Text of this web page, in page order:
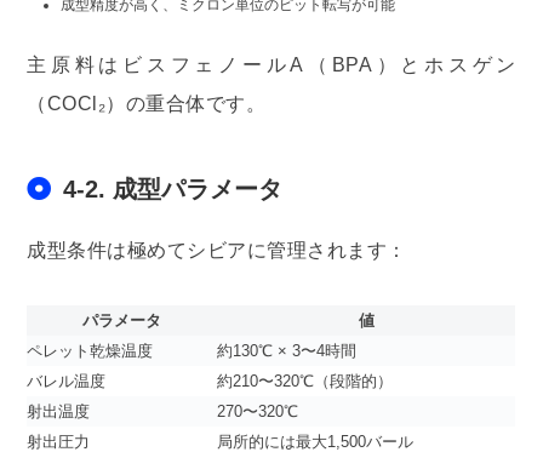
成型精度が高く、ミクロン単位のピット転写が可能
主原料はビスフェノールA（BPA）とホスゲン
（COCl₂）の重合体です。
4-2. 成型パラメータ
成型条件は極めてシビアに管理されます：
パラメータ
値
ペレット乾燥温度
約130℃ × 3〜4時間
バレル温度
約210〜320℃（段階的）
射出温度
270〜320℃
射出圧力
局所的には最大1,500バール